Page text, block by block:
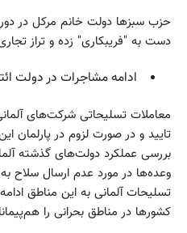
حزب سبزها دولت خانم مرکل در
دست به "فریبکاری" زده و تراز‌
ادامه مشاجرات در دولت
معاملات تسلیحاتی شرکت‌های
تایید و در صورت لزوم در پارلمان
بررسی عملکرد دولت‌های گذشته
وعده‌ها در مورد عدم ارسال سلاح
تسلیحات آلمانی به این مناطق
کشورها در مناطق بحرانی را